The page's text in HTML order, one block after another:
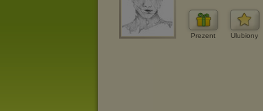
Prezent Ulubiony